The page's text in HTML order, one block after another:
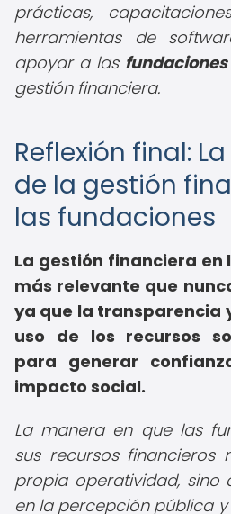
prácticas,
herramientas de
apoyar a las fundaciones
gestión financiera.
Reflexión final:
de la gestión
las fundaciones
La gestión financiera en
más relevante que
ya que la transparencia
uso de los recursos
para generar
impacto social.
La manera en que las
sus recursos financieros
propia operatividad, sino
en la percepción pública